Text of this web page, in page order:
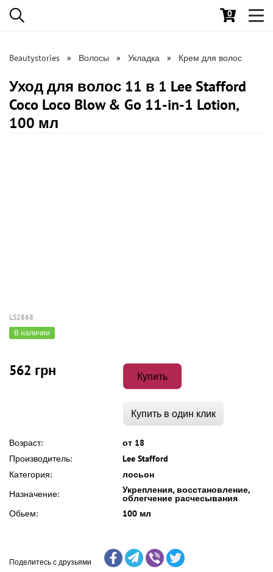
0
Beautystories Волосы Укладка Крем для волос
Уход для волос 11 в 1 Lee Stafford
Coco Loco Blow & Go 11-in-1 Lotion,
100 мл
LS2868
В наличии
562 грн Купить
Купить в один клик
Возраст:
от 18
Производитель:
Lee Stafford
Категория:
лосьон
Назначение:
Укрепления, восстановление,
облегчение расчесывания
Обьем:
100 мл
Поделитесь с друзьями